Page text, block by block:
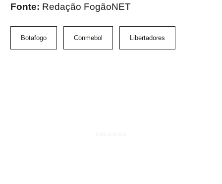
Fonte: Redação FogãoNET
Botafogo Conmebol Libertadores